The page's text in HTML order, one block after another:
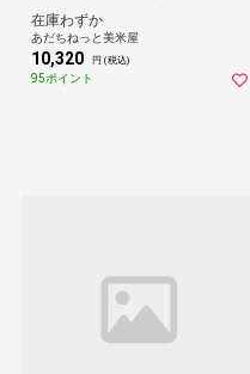
在庫わずか
あだちねっと美米屋
10,320 円 (税込)
95ポイント